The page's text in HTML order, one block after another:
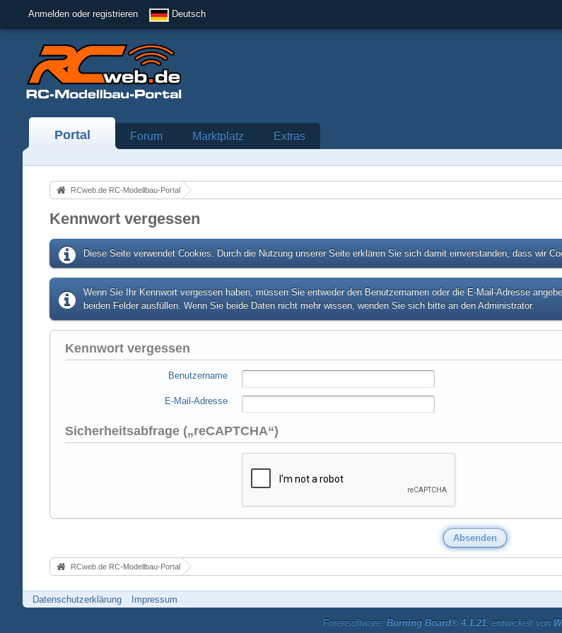
Anmelden oder registrieren Deutsch
Portal Forum Marktplatz Extras
RCweb.de RC-Modellbau-Portal
Kennwort vergessen
Diese Seite verwendet Cookies. Durch die Nutzung unserer Seite erklären Sie sich damit einverstanden, dass wir
Wenn Sie Ihr Kennwort vergessen haben, müssen Sie entweder den Benutzernamen oder die E-Mail-Adresse
beiden Felder ausfüllen. Wenn Sie beide Daten nicht mehr wissen, wenden Sie sich bitte an den Administrator.
Kennwort vergessen
Benutzername
E-Mail-Adresse
Sicherheitsabfrage („reCAPTCHA“)
RCweb.de RC-Modellbau-Portal
Datenschutzerklärung Impressum
Forensoftware: Burning Board® 4.1.21, entwickelt von